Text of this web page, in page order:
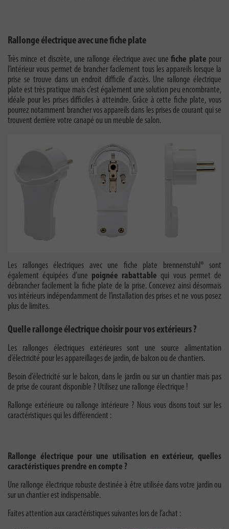
Rallonge électrique avec une fiche plate
Très mince et discrète, une rallonge électrique avec unefiche plate pour
l’intérieur vous permet de brancher facilement tous les appareils lorsque la
prise se trouve dans un endroit difficile d'accès. Une rallonge électrique
plate est très pratique mais c’est également une solution peu encombrante,
idéale pour les prises difficiles à atteindre. Grâce à cette fiche plate, vous
pourrez notamment brancher vos appareils dans les prises de courant qui se
trouvent derrière votre canapé ou un meuble de salon.
Les rallonges électriques avec une fiche plate brennenstuhl® sont
également équipées d’une poignée rabattablequi vous permet de
débrancher facilement la fiche plate de la prise. Concevez ainsi désormais
vos intérieurs indépendamment de l’installation des prises et ne vous posez
plus de limites.
Quelle rallonge électrique choisir pour vos extérieurs ?
Les rallonges électriques extérieures sont une source alimentation
d’électricité pour les appareillages de jardin, de balcon ou de chantiers.
Besoin d’électricité sur le balcon, dans le jardin ou sur un chantier mais pas
de prise de courant disponible ? Utilisez une rallonge électrique !
Rallonge extérieure ou rallonge intérieure ? Nous vous disons tout sur les
caractéristiques qui les différencient :
Rallonge électrique pour une utilisation en extérieur, quelles
caractéristiques prendre en compte ?
Une rallonge électrique robustedestinée à être utilisée dans votre jardin ou
sur un chantier est indispensable.
Faites attention aux caractéristiques suivantes lors de l’achat :